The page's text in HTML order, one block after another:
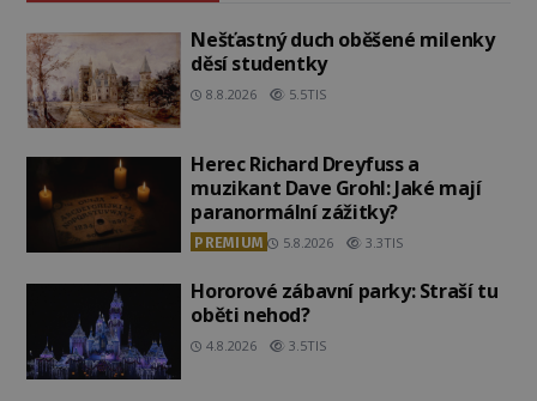
Nešťastný duch oběšené milenky
děsí studentky
8.8.2026 5.5TIS
Herec Richard Dreyfuss a
muzikant Dave Grohl: Jaké mají
paranormální zážitky?
PREMIUM 5.8.2026 3.3TIS
Hororové zábavní parky: Straší tu
oběti nehod?
4.8.2026 3.5TIS